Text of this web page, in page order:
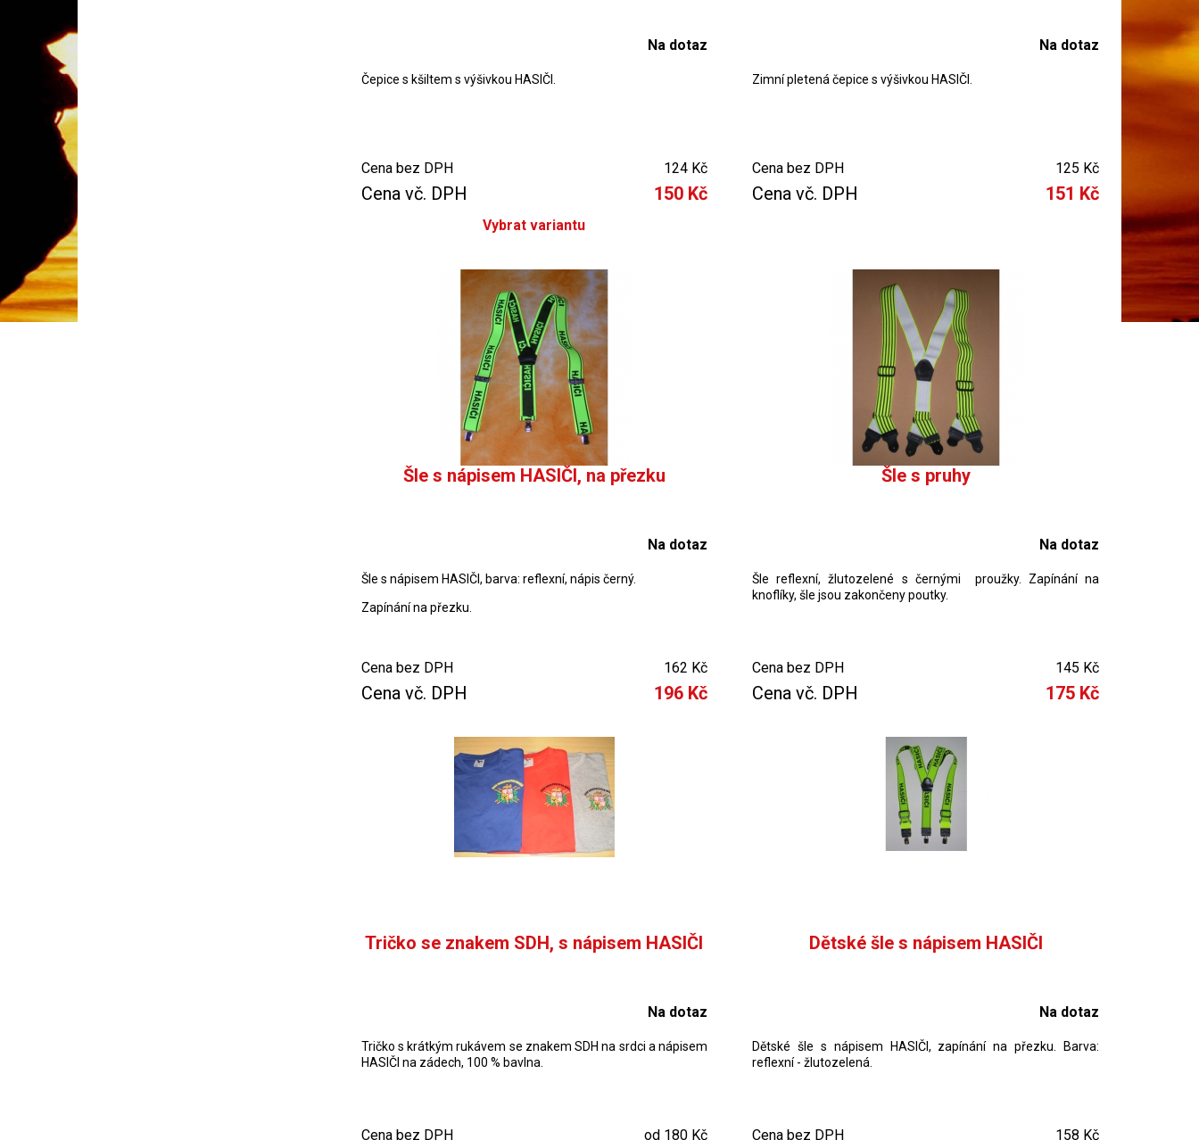
Na dotaz
Čepice s kšiltem s výšivkou HASIČI.
Cena bez DPH 124 Kč
Cena vč. DPH 150 Kč
Vybrat variantu
Na dotaz
Zimní pletená čepice s výšivkou HASIČI.
Cena bez DPH 125 Kč
Cena vč. DPH 151 Kč
Šle s nápisem HASIČI, na přezku
Na dotaz
Šle s nápisem HASIČI, barva: reflexní, nápis černý.
Zapínání na přezku.
Cena bez DPH 162 Kč
Cena vč. DPH 196 Kč
Šle s pruhy
Na dotaz
Šle reflexní, žlutozelené s černými proužky. Zapínání na
knoflíky, šle jsou zakončeny poutky.
Cena bez DPH 145 Kč
Cena vč. DPH 175 Kč
Tričko se znakem SDH, s nápisem HASIČI
Na dotaz
Tričko s krátkým rukávem se znakem SDH na srdci a nápisem
HASIČI na zádech, 100 % bavlna.
Cena bez DPH od 180 Kč
Dětské šle s nápisem HASIČI
Na dotaz
Dětské šle s nápisem HASIČI, zapínání na přezku. Barva:
reflexní - žlutozelená.
Cena bez DPH 158 Kč